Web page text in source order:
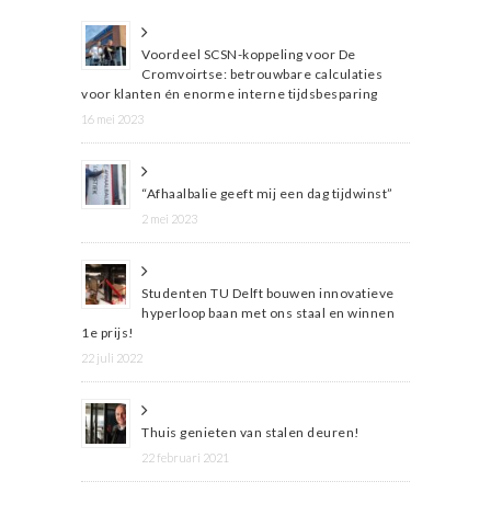
Voordeel SCSN-koppeling voor De
Cromvoirtse: betrouwbare calculaties
voor klanten én enorme interne tijdsbesparing
16 mei 2023
“Afhaalbalie geeft mij een dag tijdwinst”
2 mei 2023
Studenten TU Delft bouwen innovatieve
hyperloop baan met ons staal en winnen
1e prijs!
22 juli 2022
Thuis genieten van stalen deuren!
22 februari 2021